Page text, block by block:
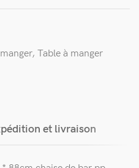
, Table à manger
et livraison